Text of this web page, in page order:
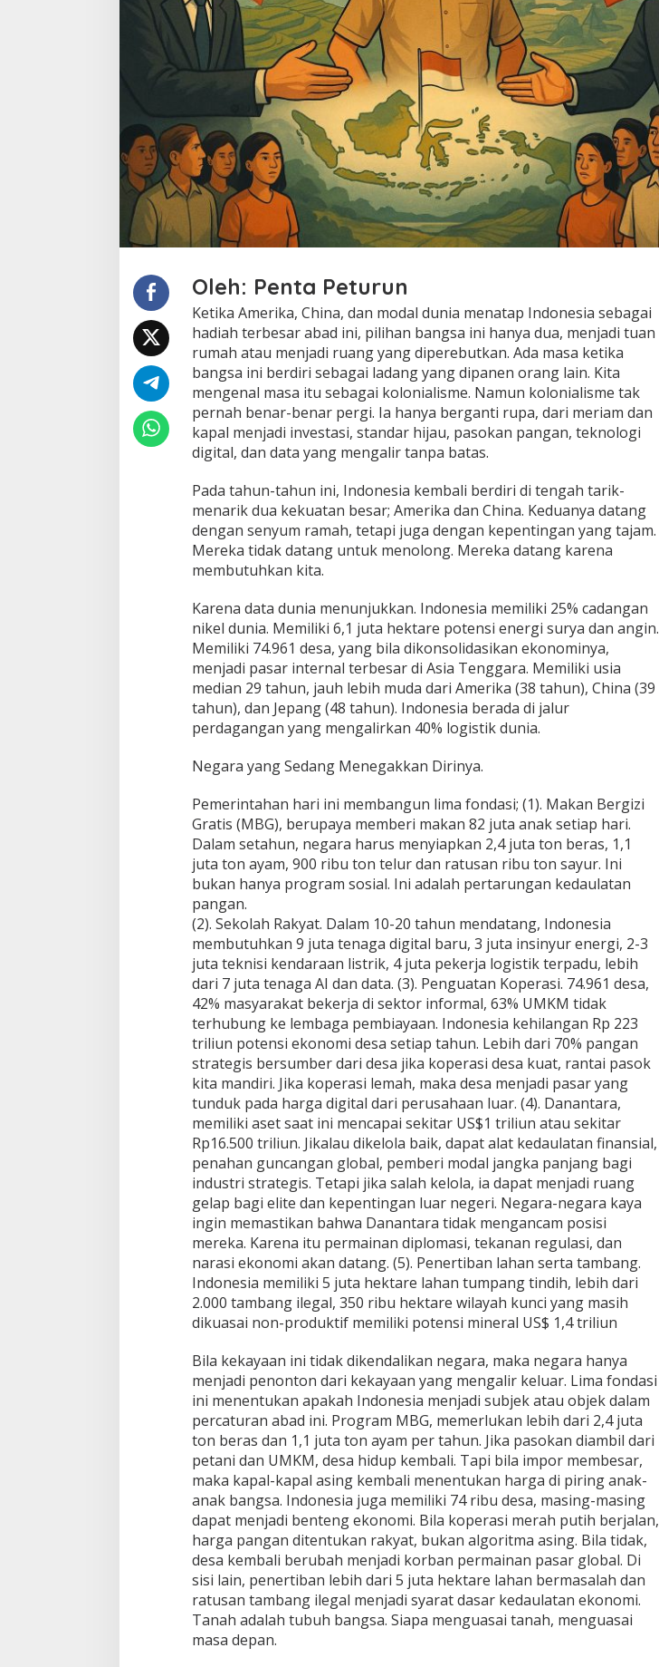
n
D
u
n
i
a
B
a
n
g
k
s
b
a
g
a
i
P
e
n
g
u
a
s
a
t
u
J
a
i
o
r
b
a
n
?
Oleh: Penta Peturun
Ketika Amerika, China, dan modal dunia menatap Indonesia sebagai
hadiah terbesar abad ini, pilihan bangsa ini hanya dua, menjadi tuan
rumah atau menjadi ruang yang diperebutkan. Ada masa ketika
bangsa ini berdiri sebagai ladang yang dipanen orang lain. Kita
mengenal masa itu sebagai kolonialisme. Namun kolonialisme tak
pernah benar-benar pergi. Ia hanya berganti rupa, dari meriam dan
kapal menjadi investasi, standar hijau, pasokan pangan, teknologi
digital, dan data yang mengalir tanpa batas.
Pada tahun-tahun ini, Indonesia kembali berdiri di tengah tarik-
menarik dua kekuatan besar; Amerika dan China. Keduanya datang
dengan senyum ramah, tetapi juga dengan kepentingan yang tajam.
Mereka tidak datang untuk menolong. Mereka datang karena
membutuhkan kita.
Karena data dunia menunjukkan. Indonesia memiliki 25% cadangan
nikel dunia. Memiliki 6,1 juta hektare potensi energi surya dan angin.
Memiliki 74.961 desa, yang bila dikonsolidasikan ekonominya,
menjadi pasar internal terbesar di Asia Tenggara. Memiliki usia
median 29 tahun, jauh lebih muda dari Amerika (38 tahun), China (39
tahun), dan Jepang (48 tahun). Indonesia berada di jalur
perdagangan yang mengalirkan 40% logistik dunia.
Negara yang Sedang Menegakkan Dirinya.
Pemerintahan hari ini membangun lima fondasi; (1). Makan Bergizi
Gratis (MBG), berupaya memberi makan 82 juta anak setiap hari.
Dalam setahun, negara harus menyiapkan 2,4 juta ton beras, 1,1
juta ton ayam, 900 ribu ton telur dan ratusan ribu ton sayur. Ini
bukan hanya program sosial. Ini adalah pertarungan kedaulatan
pangan.
(2). Sekolah Rakyat. Dalam 10-20 tahun mendatang, Indonesia
membutuhkan 9 juta tenaga digital baru, 3 juta insinyur energi, 2-3
juta teknisi kendaraan listrik, 4 juta pekerja logistik terpadu, lebih
dari 7 juta tenaga AI dan data. (3). Penguatan Koperasi. 74.961 desa,
42% masyarakat bekerja di sektor informal, 63% UMKM tidak
terhubung ke lembaga pembiayaan. Indonesia kehilangan Rp 223
triliun potensi ekonomi desa setiap tahun. Lebih dari 70% pangan
strategis bersumber dari desa jika koperasi desa kuat, rantai pasok
kita mandiri. Jika koperasi lemah, maka desa menjadi pasar yang
tunduk pada harga digital dari perusahaan luar. (4). Danantara,
memiliki aset saat ini mencapai sekitar US$1 triliun atau sekitar
Rp16.500 triliun. Jikalau dikelola baik, dapat alat kedaulatan finansial,
penahan guncangan global, pemberi modal jangka panjang bagi
industri strategis. Tetapi jika salah kelola, ia dapat menjadi ruang
gelap bagi elite dan kepentingan luar negeri. Negara-negara kaya
ingin memastikan bahwa Danantara tidak mengancam posisi
mereka. Karena itu permainan diplomasi, tekanan regulasi, dan
narasi ekonomi akan datang. (5). Penertiban lahan serta tambang.
Indonesia memiliki 5 juta hektare lahan tumpang tindih, lebih dari
2.000 tambang ilegal, 350 ribu hektare wilayah kunci yang masih
dikuasai non-produktif memiliki potensi mineral US$ 1,4 triliun
Bila kekayaan ini tidak dikendalikan negara, maka negara hanya
menjadi penonton dari kekayaan yang mengalir keluar. Lima fondasi
ini menentukan apakah Indonesia menjadi subjek atau objek dalam
percaturan abad ini. Program MBG, memerlukan lebih dari 2,4 juta
ton beras dan 1,1 juta ton ayam per tahun. Jika pasokan diambil dari
petani dan UMKM, desa hidup kembali. Tapi bila impor membesar,
maka kapal-kapal asing kembali menentukan harga di piring anak-
anak bangsa. Indonesia juga memiliki 74 ribu desa, masing-masing
dapat menjadi benteng ekonomi. Bila koperasi merah putih berjalan,
harga pangan ditentukan rakyat, bukan algoritma asing. Bila tidak,
desa kembali berubah menjadi korban permainan pasar global. Di
sisi lain, penertiban lebih dari 5 juta hektare lahan bermasalah dan
ratusan tambang ilegal menjadi syarat dasar kedaulatan ekonomi.
Tanah adalah tubuh bangsa. Siapa menguasai tanah, menguasai
masa depan.